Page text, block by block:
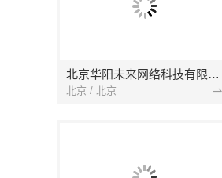
北京华阳未来网络科技有限公司
北京 / 北京